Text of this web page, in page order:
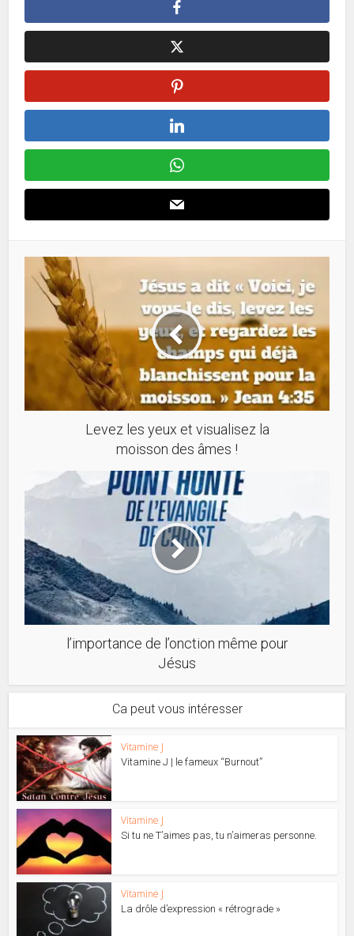
Levez les yeux et visualisez la
moisson des âmes !
l’importance de l’onction même pour
Jésus
Ca peut vous intéresser
Vitamine J
Vitamine J | le fameux “Burnout”
Vitamine J
Si tu ne T’aimes pas, tu n’aimeras personne.
Vitamine J
La drôle d’expression « rétrograde »